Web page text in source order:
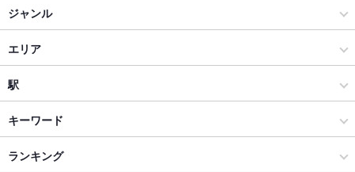
テラス席
貸切
設備
Wi-Fi あり
バリアフリ
ー
あり ：お手伝いが必要な方はお気軽にお声掛けください！
旬魚酒菜 五郎 万代店
貝楽酒場 たらふくうなり
焼肉バル 焼NIQ(やきにっく)
薪焼きイタリアンFIREPIT
ジャンル
ダイニングバー・バル
スペインバル・イタリアンバール
新潟駅・万代・古町周辺 × ダイニングバー・バル
新潟駅・万代・古町周辺 × スペインバル・イタリアンバール
エリア
新潟駅前
新潟駅前 × ダイニングバー・バル
新潟駅前 × スペインバル・イタリアンバール
駅
越後石山駅
新潟駅
キーワード
カキ料理・オイスター
ランキング